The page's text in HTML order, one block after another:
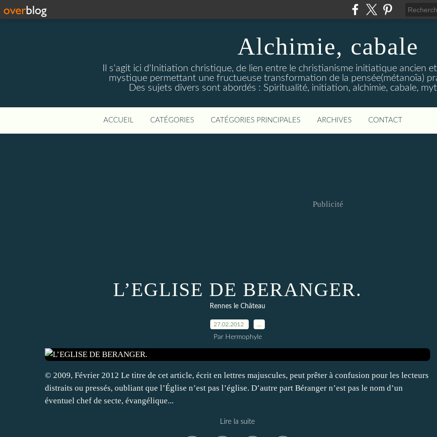
Alchimie, cabale
Il s'agit ici d'Initiation christique, de lien entre le christianisme initiatique ancien
mystique permettant une fructueuse transformation de la pensée(métanoïa)
Des sujets divers sont abordés : Spiritualité, initiation, alchimie, cabale,
ACCUEIL CATÉGORIES CATÉGORIES PRINCIPALES ARCHIVES CONTACT
Publicité
L’EGLISE DE BERANGER.
Rennes le Château
27.02.2012
Par Hermophyle
© 2009, Février 2012 Le titre de cet article, écrit en lettres majuscules, peut prêter à confusion pour les lecteurs
distraits ou pressés, oubliant que l’Église n’est pas l’église. D’autre part Béranger n’est pas le nom d’un
éventuel chef de secte, évangélique...
Lire la suite